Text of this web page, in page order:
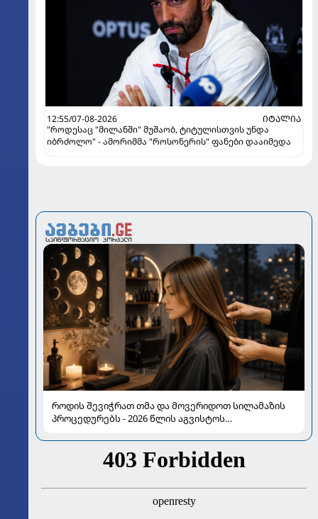
12:55/07-08-2026
ᲘᲢᲐᲚᲘᲐ
"როდესაც "მილანში" მუშაობ, ტიტულისთვის უნდა
იბრძოლო" - ამორიმმა "როსონერის" ფანები დააიმედა
როდის შევიჭრათ თმა და მოვერიდოთ სილამაზის
პროცედურებს - 2026 წლის აგვისტოს